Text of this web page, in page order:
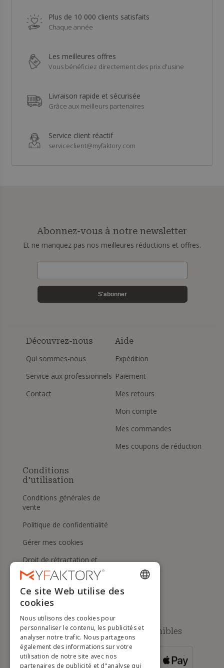
Plus de 10 000 clients satisfaits
Chaque année
Les meilleures offres
Vous bénéficiez directement des prix d'usine
Livraison rapide et sécurisée
Grâce aux meilleurs partenaires
Service client réactif
serviceclient@myfaktory.com
Abonnez-vous à notre newsletter
Et ne manquez pas nos meilleures réductions et offres.
S'abonner
Découvrez-nous
Qui sommes-nous
Service aux professionnels
Contact
Aide
Expédition
Paiement
Mes retours
Mon compte
Mes commandes
Mes coupons de réduction
Conditions
d'utilisation
Conditions générales de
vente
Politique de confidentialité
Gérer mes cookies
Droit de rétractation et
retours
Aide
Méthodes de paiement disponibles
POUR LES
COMMANDES
ENGLISH
DUTCH
GERMAN
Ce site Web utilise des
cookies
Nous utilisons des cookies pour
personnaliser le contenu, les publicités et
analyser notre trafic. Nous partageons
également des informations sur votre
utilisation de notre site avec nos
partenaires de publicité et d"analyse qui